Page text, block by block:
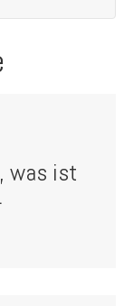
was ist